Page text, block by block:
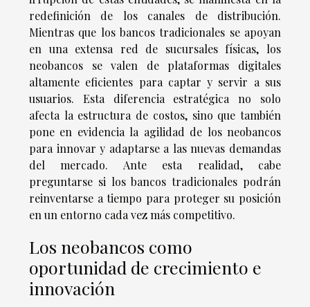
redefinición de los canales de distribución.
Mientras que los bancos tradicionales se apoyan
en una extensa red de sucursales físicas, los
neobancos se valen de plataformas digitales
altamente eficientes para captar y servir a sus
usuarios. Esta diferencia estratégica no solo
afecta la estructura de costos, sino que también
pone en evidencia la agilidad de los neobancos
para innovar y adaptarse a las nuevas demandas
del mercado. Ante esta realidad, cabe
preguntarse si los bancos tradicionales podrán
reinventarse a tiempo para proteger su posición
en un entorno cada vez más competitivo.
Los neobancos como
oportunidad de crecimiento e
innovación